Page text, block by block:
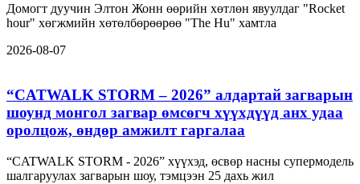
Домогт дуучин Элтон Жонн өөрийн хөтлөн явуулдаг "Rocket
hour" хөгжмийн хөтөлбөрөөрөө "The Hu" хамтла
2026-08-07
“CATWALK STORM – 2026” алдартай загварын
шоунд монгол загвар өмсөгч хүүхдүүд анх удаа
оролцож, өндөр амжилт гаргалаа
“CATWALK STORM - 2026” хүүхэд, өсвөр насны супермодель
шалгаруулах загварын шоу, тэмцээн 25 дахь жил